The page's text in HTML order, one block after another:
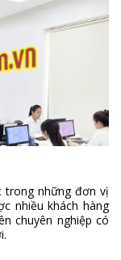
trong những đơn vị
nhiều khách hàng
chuyên nghiệp có